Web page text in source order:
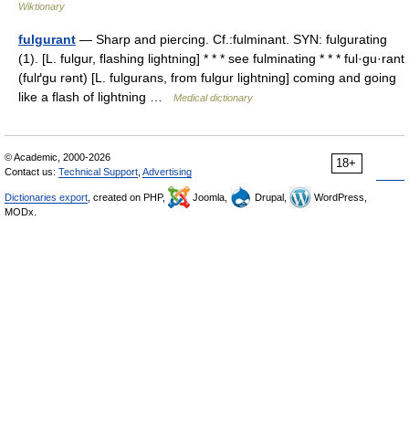
Wiktionary
fulgurant — Sharp and piercing. Cf.:fulminant. SYN: fulgurating
(1). [L. fulgur, flashing lightning] * * * see fulminating * * * ful·gu·rant
(fulґgu rənt) [L. fulgurans, from fulgur lightning] coming and going
like a flash of lightning …
Medical dictionary
18+
© Academic, 2000-2026
Contact us: Technical Support Advertising
Dictionaries export , created on PHP, Joomla, Drupal,
WordPress,
MODx.